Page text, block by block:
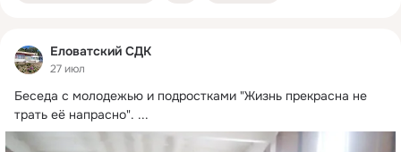
Еловатский СДК
27 июл
Беседа с молодежью и подростками "Жизнь прекрасна не
трать её напрасно". ...